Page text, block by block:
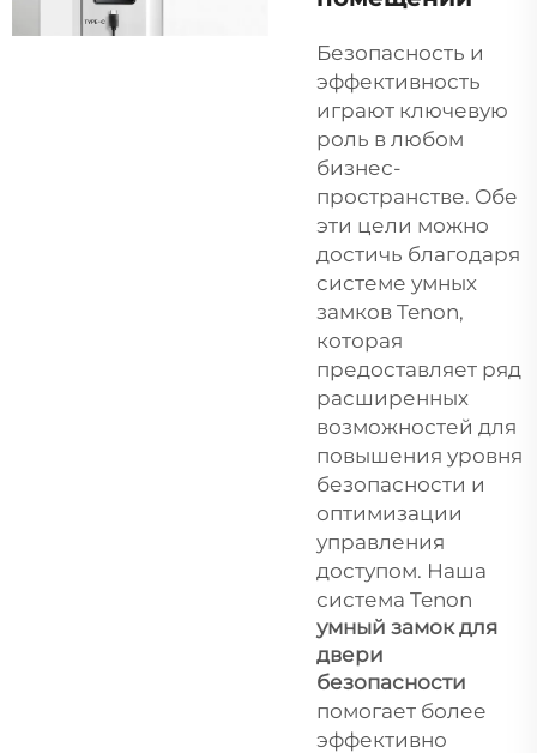
Безопасность и
эффективность
играют ключевую
роль в любом
бизнес-
пространстве. Обе
эти цели можно
достичь благодаря
системе умных
замков Tenon,
которая
предоставляет ряд
расширенных
возможностей для
повышения уровня
безопасности и
оптимизации
управления
доступом. Наша
система Tenon
умный замок для
двери
безопасности
помогает более
эффективно